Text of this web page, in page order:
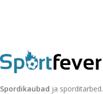
Spordikaubad ja sporditarbed.